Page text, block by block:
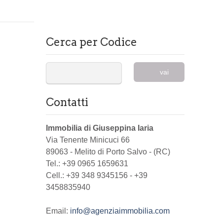
Cerca per Codice
vai
Contatti
Immobilia di Giuseppina Iaria
Via Tenente Minicuci 66
89063 - Melito di Porto Salvo - (RC)
Tel.: +39 0965 1659631
Cell.: +39 348 9345156 - +39
3458835940
Email: info@agenziaimmobilia.com